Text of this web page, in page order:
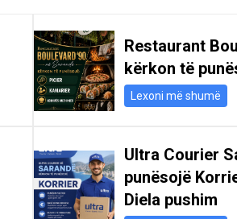
Restaurant
kërkon të
Lexoni më shumë
Ultra Courier
punësojë
Diela pushim